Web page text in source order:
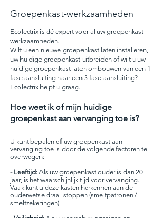
Groepenkast-werkzaamheden
Ecolectrix is dé expert voor al uw groepenkast
werkzaamheden.
Wilt u een nieuwe groepenkast laten installeren,
uw huidige groepenkast uitbreiden of wilt u uw
huidige groepenkast laten ombouwen van een 1
fase aansluiting naar een 3 fase aansluiting?
Ecolectrix helpt u graag.
Hoe weet ik of mijn huidige
groepenkast aan vervanging toe is?
U kunt bepalen of uw groepenkast aan
vervanging toe is door de volgende factoren te
overwegen:
- Leeftijd: Als uw groepenkast ouder is dan 20
jaar, is het waarschijnlijk tijd voor vervanging.
Vaak kunt u deze kasten herkennen aan de
ouderwetse draai-stoppen (smeltpatronen /
smeltzekeringen)